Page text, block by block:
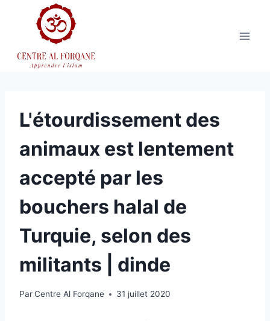
L'étourdissement des
animaux est lentement
accepté par les
bouchers halal de
Turquie, selon des
militants | dinde
ParCentre Al Forqane 31 juillet 2020